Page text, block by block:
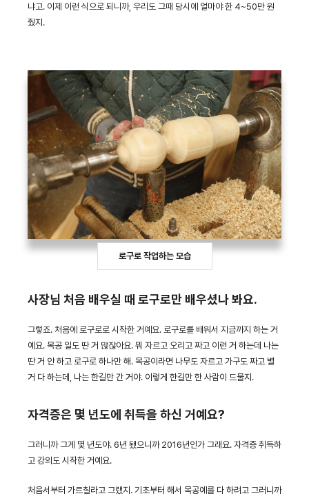
냐고. 이제 이런 식으로 되니까, 우리도 그때 당시에 얼마야 한 4~50만 원
줬지.
로구로 작업하는 모습
사장님 처음 배우실 때 로구로만 배우셨나 봐요.
그렇죠. 처음에 로구로로 시작한 거예요. 로구로를 배워서 지금까지 하는 거
예요. 목공 일도 딴 거 많잖아요. 뭐 자르고 오리고 짜고 이런 거 하는데 나는
딴 거 안 하고 로구로 하나만 해. 목공이라면 나무도 자르고 가구도 짜고 별
거 다 하는데, 나는 한길만 간 거야. 이렇게 한길만 한 사람이 드물지.
자격증은 몇 년도에 취득을 하신 거예요?
그러니까 그게 몇 년도야. 6년 됐으니까 2016년인가 그래요. 자격증 취득하
고 강의도 시작한 거예요.
처음서부터 가르칠라고 그랬지. 기초부터 해서 목공예를 다 하려고 그러니까